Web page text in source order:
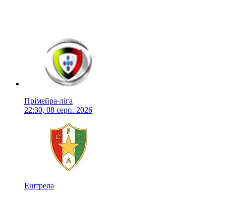
Прімейра-ліга
22:30, 08 серп. 2026
Ештрела